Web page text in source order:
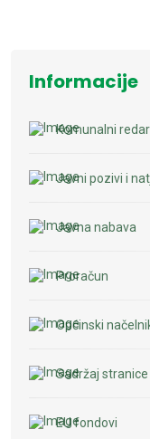
Informacije
Komunalni redar
Javni pozivi i
Javna nabava
Proračun
Općinski
Sadržaj stranice
EU fondovi